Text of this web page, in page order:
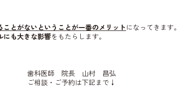
とがないということが一番のメリット になってきます。
にも大きな影響をもたらします。
歯科医師 院長 山村 昌弘
ご相談・ご予約は下記まで↓